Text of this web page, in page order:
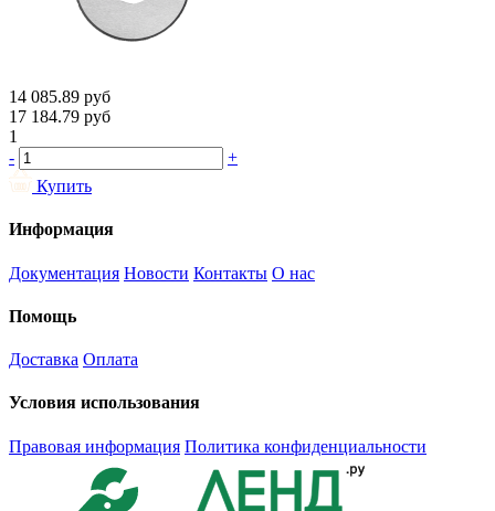
14 085.89 руб
17 184.79 руб
1
-
+
Купить
Информация
Документация Новости Контакты О нас
Помощь
Доставка Оплата
Условия использования
Правовая информация Политика конфиденциальности